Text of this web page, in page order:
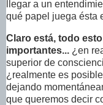
llegar a un
qué papel juega ésta
Claro está, todo
importantes... ¿en
superior de
¿realmente es
dejando
que queremos decir